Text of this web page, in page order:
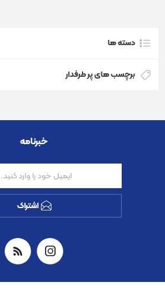
دسته ها
برچسب های پر طرفدار
خبرنامه
اشتراک